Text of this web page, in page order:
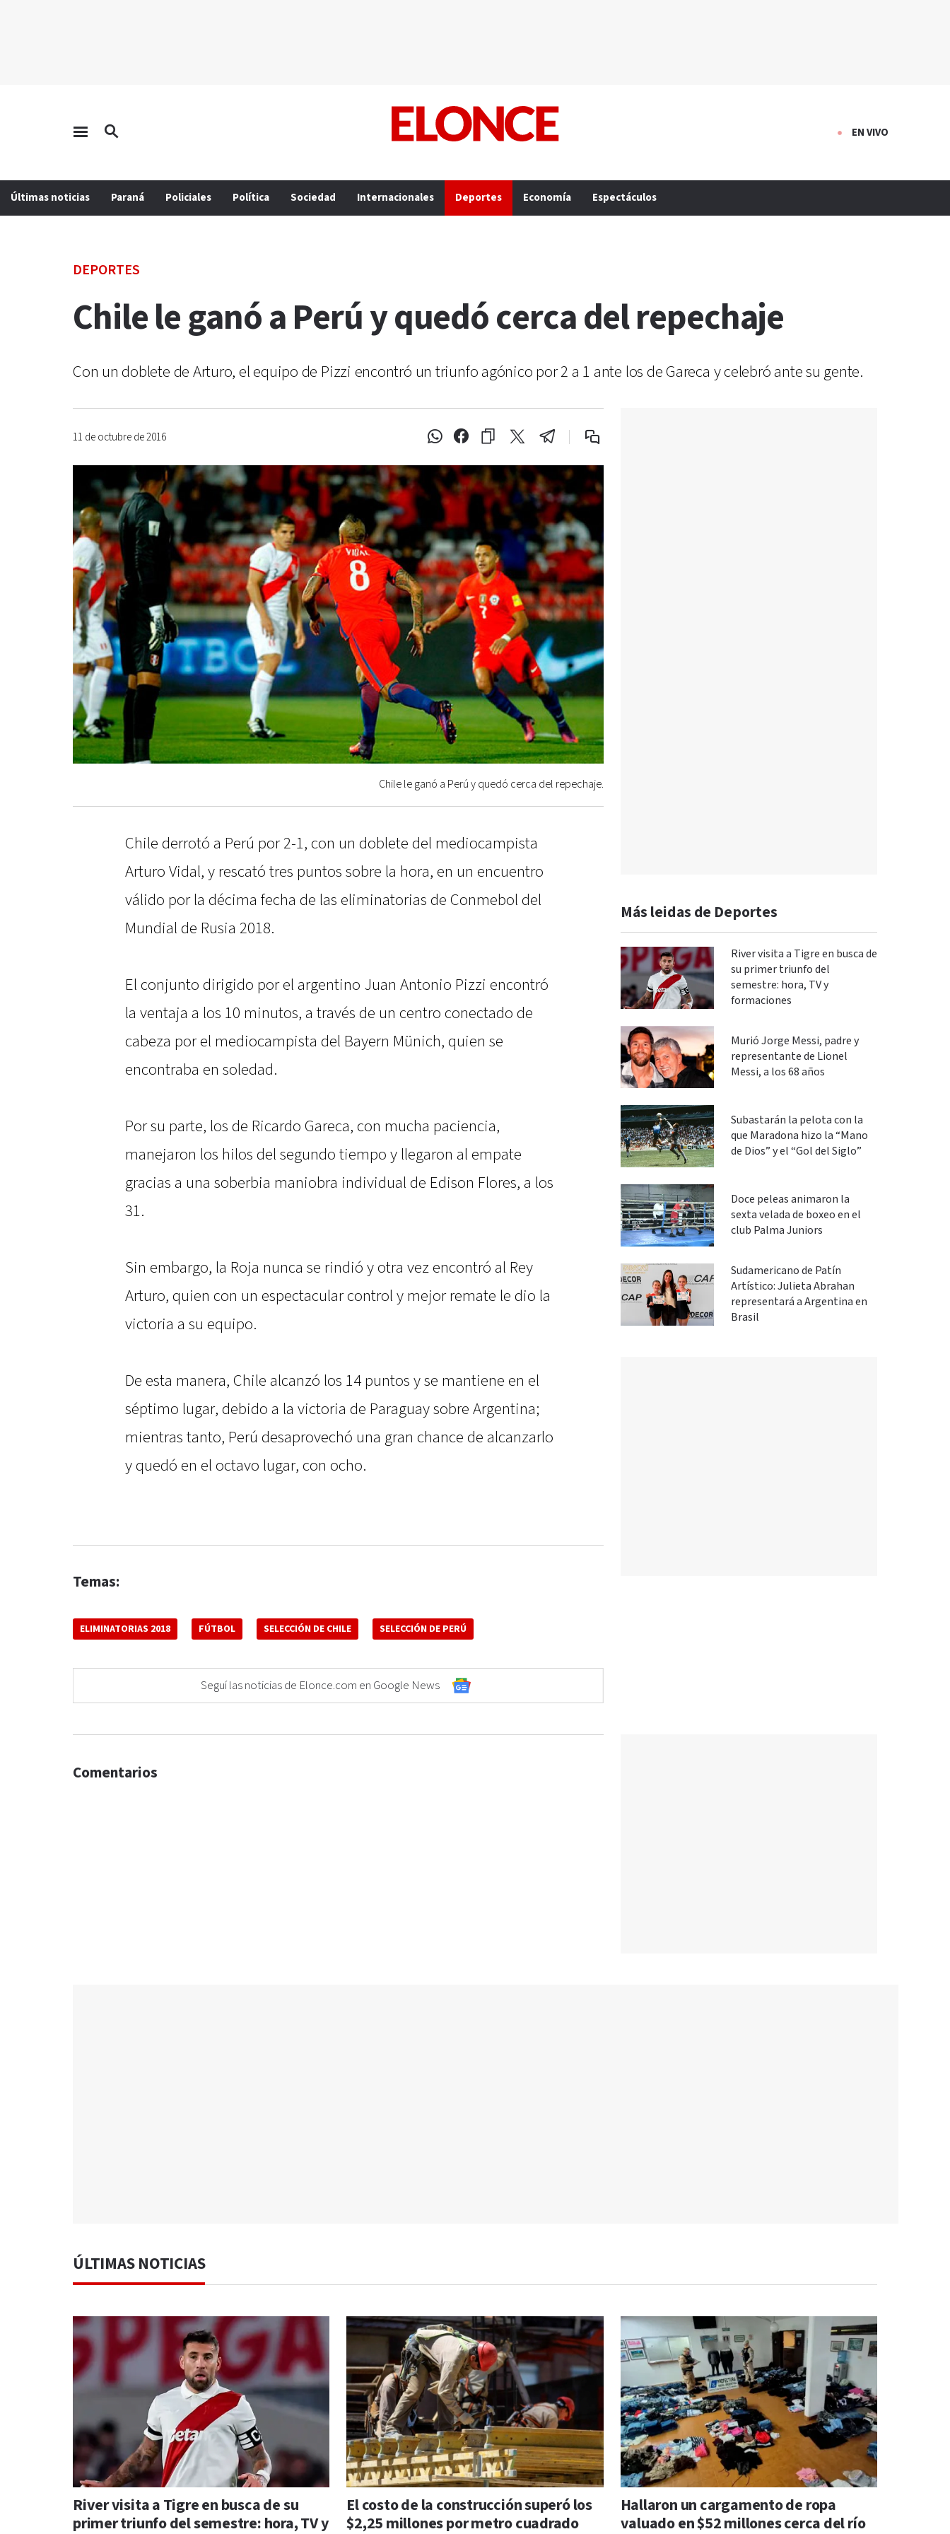
EN VIVO
Últimas noticias Paraná Policiales Política Sociedad Internacionales Deportes Economía Espectáculos
DEPORTES
Chile le ganó a Perú y quedó cerca del repechaje
Con un doblete de Arturo, el equipo de Pizzi encontró un triunfo agónico por 2 a 1 ante los de Gareca y celebró ante su gente.
11 de octubre de 2016
Chile le ganó a Perú y quedó cerca del repechaje.
Chile derrotó a Perú por 2-1, con un doblete del mediocampista
Arturo Vidal, y rescató tres puntos sobre la hora, en un encuentro
válido por la décima fecha de las eliminatorias de Conmebol del
Mundial de Rusia 2018.
El conjunto dirigido por el argentino Juan Antonio Pizzi encontró
la ventaja a los 10 minutos, a través de un centro conectado de
cabeza por el mediocampista del Bayern Münich, quien se
encontraba en soledad.
Por su parte, los de Ricardo Gareca, con mucha paciencia,
manejaron los hilos del segundo tiempo y llegaron al empate
gracias a una soberbia maniobra individual de Edison Flores, a los
31.
Sin embargo, la Roja nunca se rindió y otra vez encontró al Rey
Arturo, quien con un espectacular control y mejor remate le dio la
victoria a su equipo.
De esta manera, Chile alcanzó los 14 puntos y se mantiene en el
séptimo lugar, debido a la victoria de Paraguay sobre Argentina;
mientras tanto, Perú desaprovechó una gran chance de alcanzarlo
y quedó en el octavo lugar, con ocho.
Temas:
ELIMINATORIAS 2018 FÚTBOL SELECCIÓN DE CHILE SELECCIÓN DE PERÚ
Seguí las noticias de Elonce.com en Google News
Más leidas de Deportes
River visita a Tigre en busca de
su primer triunfo del
semestre: hora, TV y
formaciones
Murió Jorge Messi, padre y
representante de Lionel
Messi, a los 68 años
Subastarán la pelota con la
que Maradona hizo la “Mano
de Dios” y el “Gol del Siglo”
Doce peleas animaron la
sexta velada de boxeo en el
club Palma Juniors
Sudamericano de Patín
Artístico: Julieta Abrahan
representará a Argentina en
Brasil
Comentarios
ÚLTIMAS NOTICIAS
River visita a Tigre en busca de su
primer triunfo del semestre: hora, TV y
El costo de la construcción superó los
$2,25 millones por metro cuadrado
Hallaron un cargamento de ropa
valuado en $52 millones cerca del río